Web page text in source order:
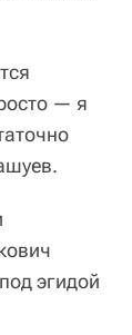
— я
эгидой